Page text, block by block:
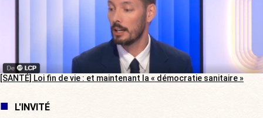
[SANTÉ] Loi fin de vie : et maintenant la « démocratie sanitaire »
L'INVITÉ